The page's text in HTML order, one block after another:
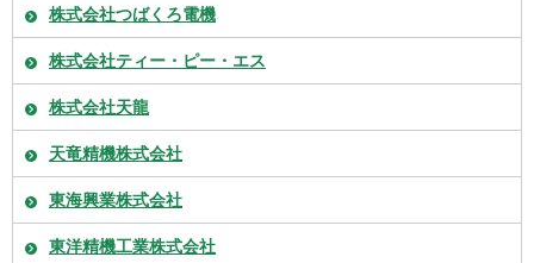
株式会社つばくろ電機
株式会社ティー・ピー・エス
株式会社天龍
天竜精機株式会社
東海興業株式会社
東洋精機工業株式会社